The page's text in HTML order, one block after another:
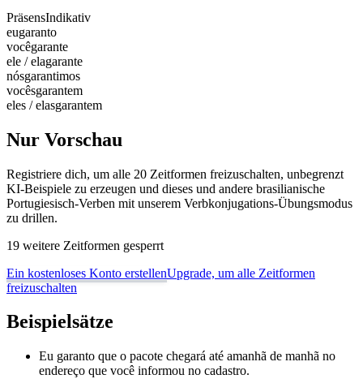
PräsensIndikativ
eugaranto
vocêgarante
ele / elagarante
nósgarantimos
vocêsgarantem
eles / elasgarantem
Nur Vorschau
Registriere dich, um alle 20 Zeitformen freizuschalten, unbegrenzt
KI-Beispiele zu erzeugen und dieses und andere brasilianische
Portugiesisch-Verben mit unserem Verbkonjugations-Übungsmodus
zu drillen.
19 weitere Zeitformen gesperrt
Ein kostenloses Konto erstellenUpgrade, um alle Zeitformen
freizuschalten
Beispielsätze
Eu garanto que o pacote chegará até amanhã de manhã no
endereço que você informou no cadastro.